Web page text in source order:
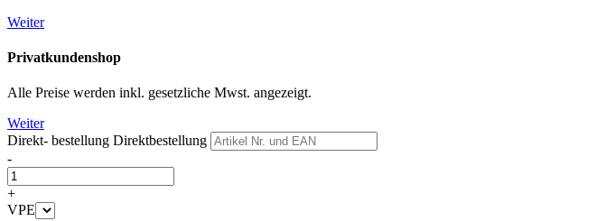
Weiter
Privatkundenshop
Alle Preise werden inkl. gesetzliche Mwst. angezeigt.
Weiter
Direkt- bestellung Direktbestellung
-
+
VPE